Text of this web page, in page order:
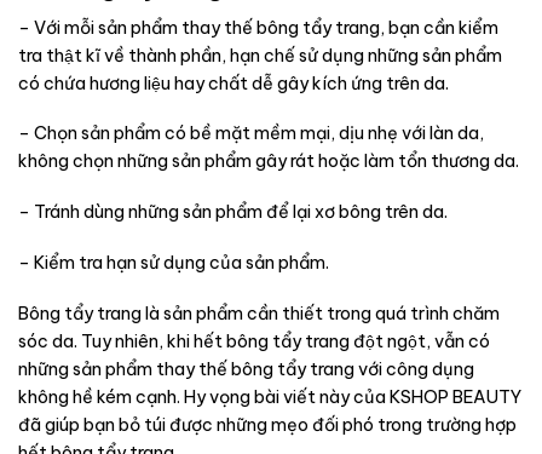
– Với mỗi sản phẩm thay thế bông tẩy trang, bạn cần kiểm
tra thật kĩ về thành phần, hạn chế sử dụng những sản phẩm
có chứa hương liệu hay chất dễ gây kích ứng trên da.
– Chọn sản phẩm có bề mặt mềm mại, dịu nhẹ với làn da,
không chọn những sản phẩm gây rát hoặc làm tổn thương da.
– Tránh dùng những sản phẩm để lại xơ bông trên da.
– Kiểm tra hạn sử dụng của sản phẩm.
Bông tẩy trang là sản phẩm cần thiết trong quá trình chăm
sóc da. Tuy nhiên, khi hết bông tẩy trang đột ngột, vẫn có
những sản phẩm thay thế bông tẩy trang với công dụng
không hề kém cạnh. Hy vọng bài viết này của KSHOP BEAUTY
đã giúp bạn bỏ túi được những mẹo đối phó trong trường hợp